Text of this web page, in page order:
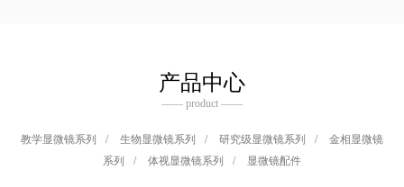
产品中心
—— product ——
教学显微镜系列 / 生物显微镜系列 / 研究级显微镜系列 /
金相显微镜
系列
/ 体视显微镜系列 / 显微镜配件